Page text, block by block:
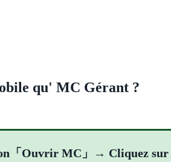
qu' MC Gérant ?
「Ouvrir MC」→ Cliquez sur